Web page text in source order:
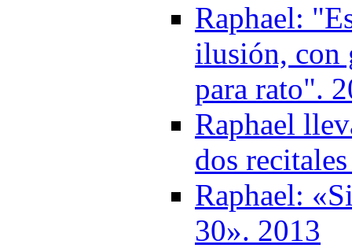
Raphael:
ilusión, con
para rato".
Raphael
dos
Raphael:
30». 2013